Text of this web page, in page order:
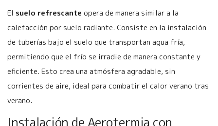
El suelo refrescante opera de manera similar a la
calefacción por suelo radiante. Consiste en la instalación
de tuberías bajo el suelo que transportan agua fría,
permitiendo que el frío se irradie de manera constante y
eficiente. Esto crea una atmósfera agradable, sin
corrientes de aire, ideal para combatir el calor verano tras
verano.
Instalación de Aerotermia con